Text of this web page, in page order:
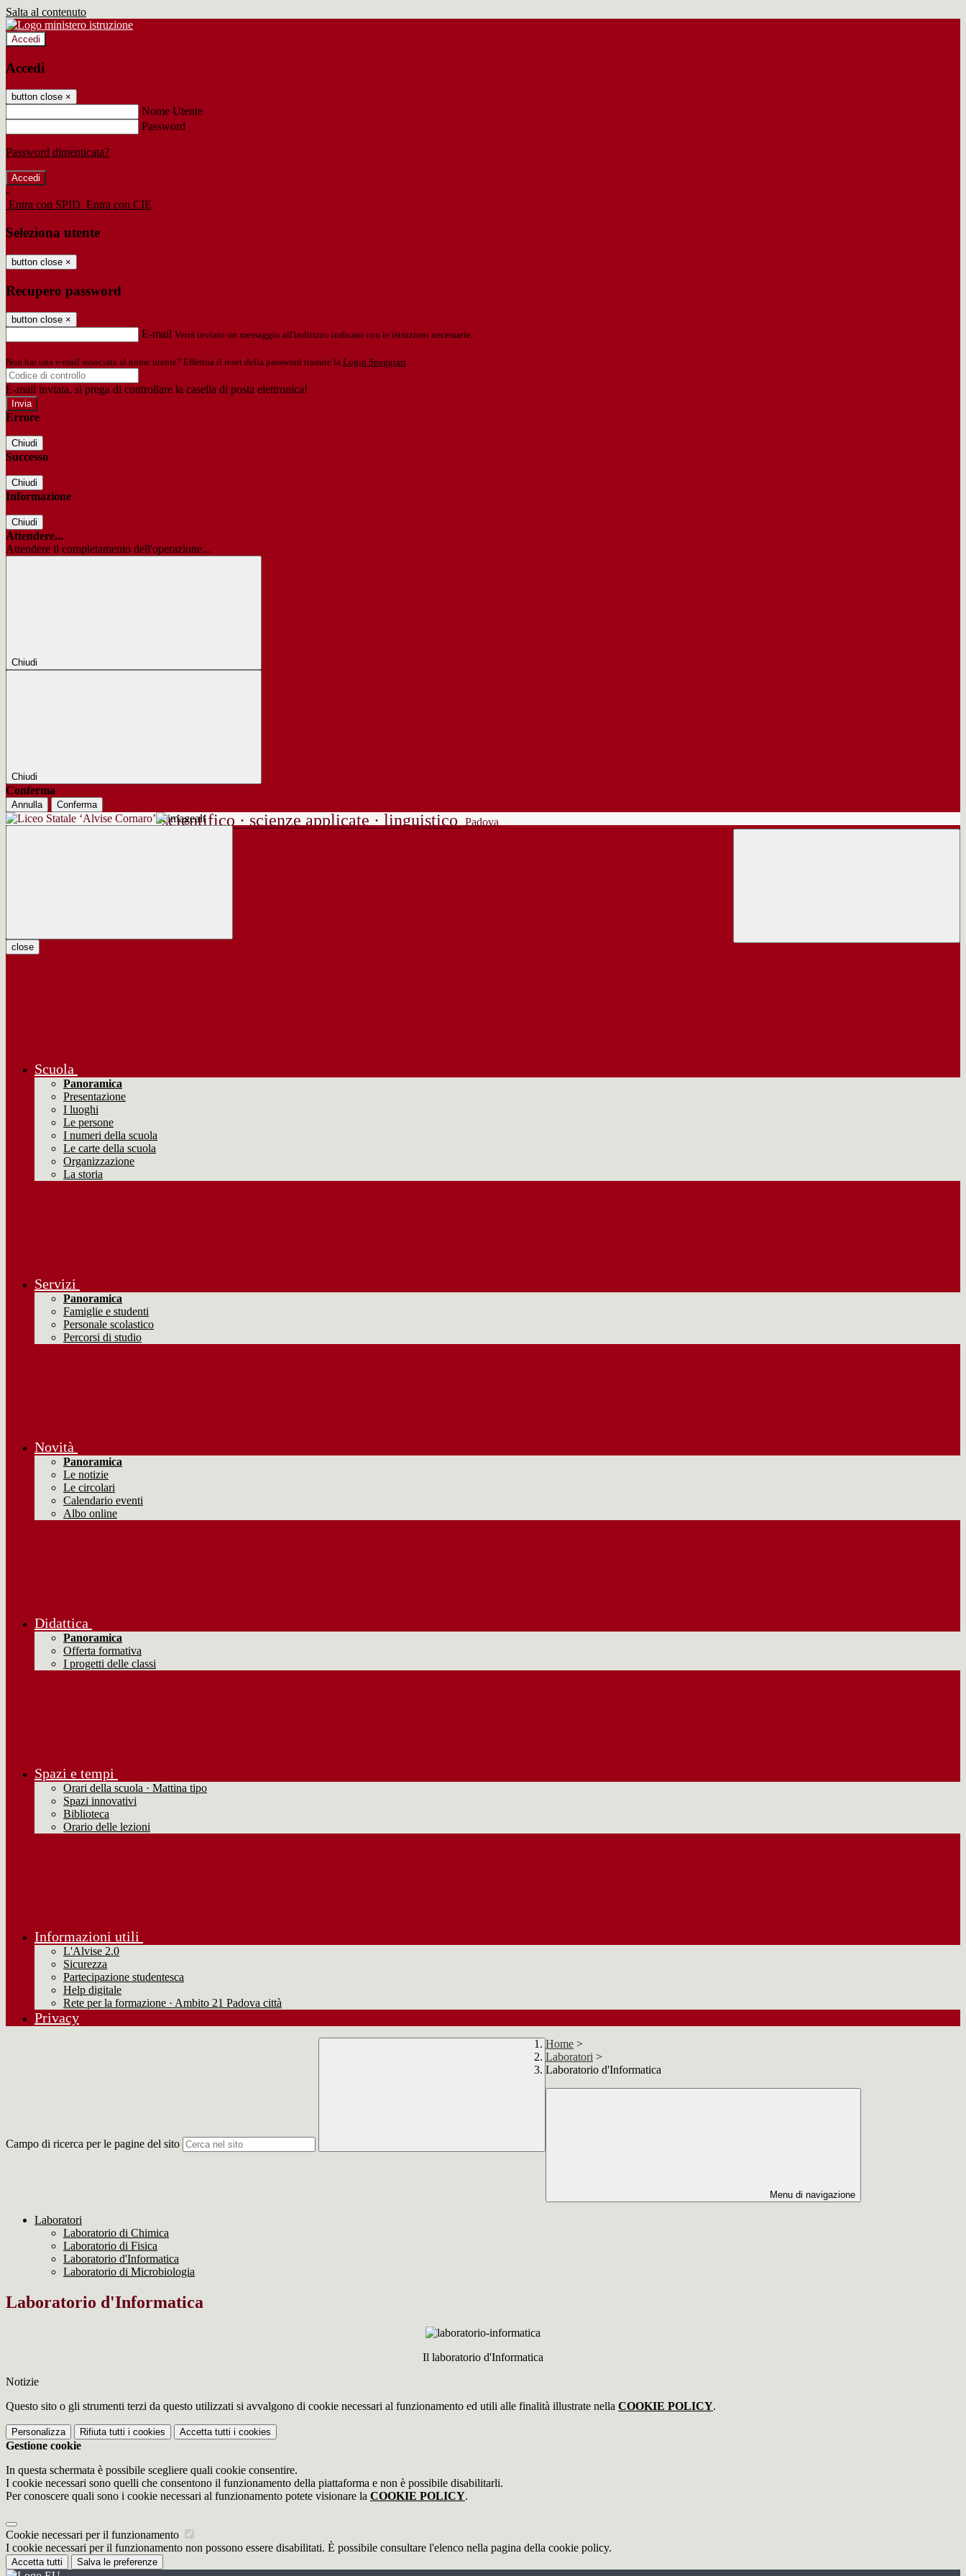
Salta al contenuto
Accedi
Accedi
button close ×
Nome Utente
Password
Password dimenticata?
-
Entra con SPID Entra con CIE
Seleziona utente
button close ×
Recupero password
button close ×
E-mail Verrà inviato un messaggio all'indirizzo indicato con le istruzioni necessarie.
Non hai una e-mail associata al nome utente? Effettua il reset della password tramite la Login Spaggiari
E-mail inviata, si prega di controllare la casella di posta elettronica!
Errore
Chiudi
Successo
Chiudi
Informazione
Chiudi
Attendere...
Attendere il completamento dell'operazione...
Chiudi
Chiudi
Conferma
Annulla Conferma
scientifico · scienze applicate · linguistico Padova
close
Scuola
Panoramica
Presentazione
I luoghi
Le persone
I numeri della scuola
Le carte della scuola
Organizzazione
La storia
Servizi
Panoramica
Famiglie e studenti
Personale scolastico
Percorsi di studio
Novità
Panoramica
Le notizie
Le circolari
Calendario eventi
Albo online
Didattica
Panoramica
Offerta formativa
I progetti delle classi
Spazi e tempi
Orari della scuola · Mattina tipo
Spazi innovativi
Biblioteca
Orario delle lezioni
Informazioni utili
L'Alvise 2.0
Sicurezza
Partecipazione studentesca
Help digitale
Rete per la formazione · Ambito 21 Padova città
Privacy
Campo di ricerca per le pagine del sito
Home >
Laboratori >
Laboratorio d'Informatica
Menu di navigazione
Laboratori
Laboratorio di Chimica
Laboratorio di Fisica
Laboratorio d'Informatica
Laboratorio di Microbiologia
Laboratorio d'Informatica
Il laboratorio d'Informatica
Notizie
Questo sito o gli strumenti terzi da questo utilizzati si avvalgono di cookie necessari al funzionamento ed utili alle finalità illustrate nella COOKIE POLICY.
Personalizza Rifiuta tutti i cookies Accetta tutti i cookies
Gestione cookie
In questa schermata è possibile scegliere quali cookie consentire.
I cookie necessari sono quelli che consentono il funzionamento della piattaforma e non è possibile disabilitarli.
Per conoscere quali sono i cookie necessari al funzionamento potete visionare la COOKIE POLICY.
Cookie necessari per il funzionamento
I cookie necessari per il funzionamento non possono essere disabilitati. È possibile consultare l'elenco nella pagina della cookie policy.
Accetta tutti Salva le preferenze